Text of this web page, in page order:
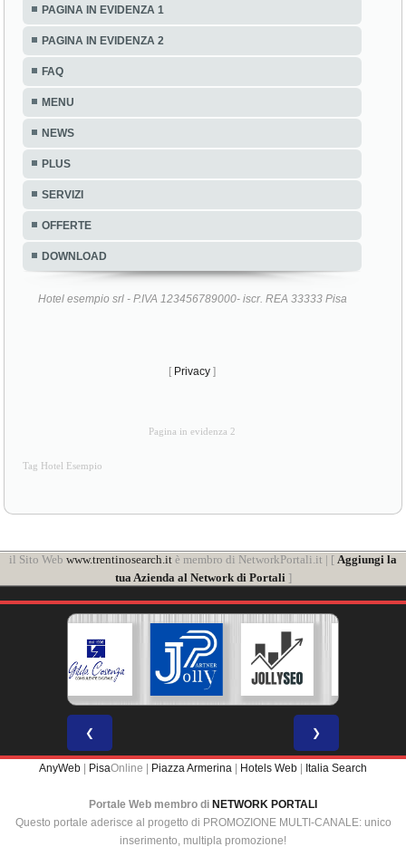
PAGINA IN EVIDENZA 1
PAGINA IN EVIDENZA 2
FAQ
MENU
NEWS
PLUS
SERVIZI
OFFERTE
DOWNLOAD
Hotel esempio srl - P.IVA 123456789000- iscr. REA 33333 Pisa
[ Privacy ]
Pagina in evidenza 2
Tag Hotel Esempio
il Sito Web www.trentinosearch.it è membro di NetworkPortali.it | [ Aggiungi la
tua Azienda al Network di Portali ]
❮ ❯
AnyWeb | PisaOnline | Piazza Armerina | Hotels Web | Italia Search
Portale Web membro di NETWORK PORTALI
Questo portale aderisce al progetto di PROMOZIONE MULTI-CANALE: unico
inserimento, multipla promozione!